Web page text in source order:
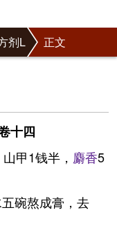
剂L 正文
十四
甲1钱半， 麝香5
碗熬成膏，去